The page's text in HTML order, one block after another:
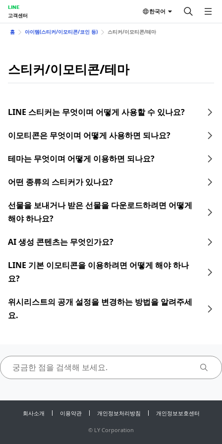
LINE
고객센터
한국어
홈 아이템(스티커/이모티콘/코인 등) 스티커/이모티콘/테마
스티커/이모티콘/테마
LINE 스티커는 무엇이며 어떻게 사용할 수 있나요?
이모티콘은 무엇이며 어떻게 사용하면 되나요?
테마는 무엇이며 어떻게 이용하면 되나요?
어떤 종류의 스티커가 있나요?
선물을 보내거나 받은 선물을 다운로드하려면 어떻게
해야 하나요?
AI 생성 콘텐츠는 무엇인가요?
LINE 기본 이모티콘을 이용하려면 어떻게 해야 하나
요?
위시리스트의 공개 설정을 변경하는 방법을 알려주세
요.
회사소개 이용약관 개인정보처리방침 개인정보보호센터
© LY Corporation